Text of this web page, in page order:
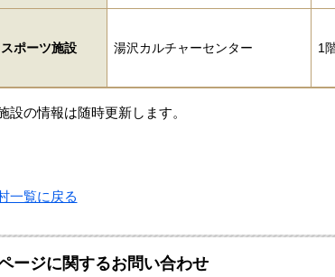
スポーツ施設 湯沢カルチャーセンター 1
の情報は随時更新します。
一覧に戻る
ージに関するお問い合わせ